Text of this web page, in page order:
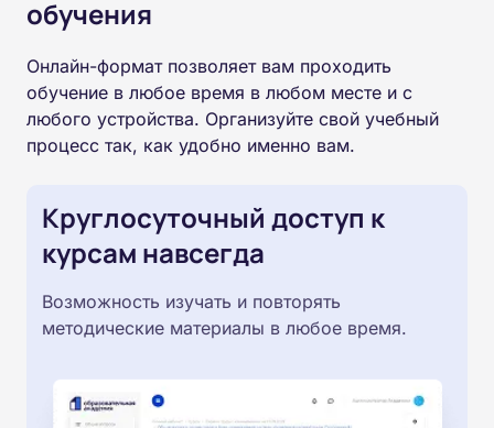
обучения
Онлайн-формат позволяет вам проходить
обучение в любое время в любом месте и с
любого устройства. Организуйте свой учебный
процесс так, как удобно именно вам.
Круглосуточный доступ к
курсам навсегда
Возможность изучать и повторять
методические материалы в любое время.